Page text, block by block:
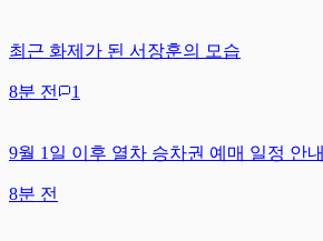
최근 화제가 된 서장훈의 모습
8분 전 1
9월 1일 이후 열차 승차권 예매 일정 안내
8분 전